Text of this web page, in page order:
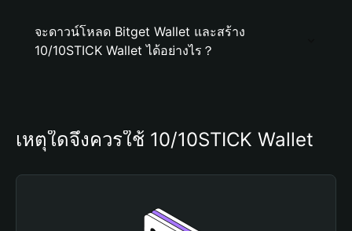
จะดาวน์โหลด Bitget Wallet และสร้าง
10/10STICK Wallet ได้อย่างไร？
เหตุใดจึงควรใช้ 10/10STICK Wallet